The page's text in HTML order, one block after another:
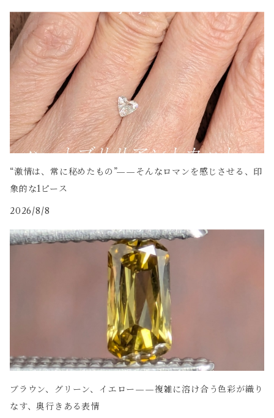
“激情は、常に秘めたもの”——そんなロマンを感じさせる、印
象的な1ピース
2026/8/8
ブラウン、グリーン、イエロー——複雑に溶け合う色彩が織り
なす、奥行きある表情